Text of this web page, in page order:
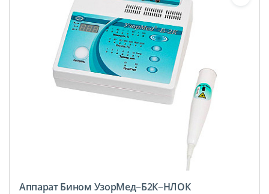
Аппарат Бином УзорМед−Б2К−НЛОК